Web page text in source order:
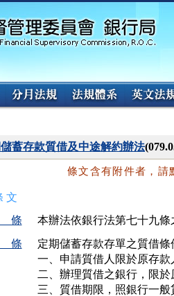
蓄存款質借及中途解約辦法
條文含有附件者，請
文
條
本辦法依銀行法第七十九
條
定期儲蓄存款存單之質借條
一、申請質借人限於原存款
二、辦理質借之銀行，限
三、質借期限，照銀行一